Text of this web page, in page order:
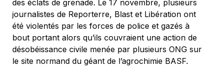
des éclats de grenade. Le 17 novembre, plusieurs
journalistes de Reporterre, Blast et Libération ont
été violentés par les forces de police et gazés à
bout portant alors qu’ils couvraient une action de
désobéissance civile menée par plusieurs ONG sur
le site normand du géant de l’agrochimie BASF.